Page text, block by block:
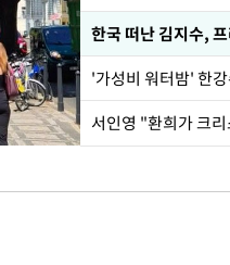
한국 떠난 김지수,
서인영 "환희가 크